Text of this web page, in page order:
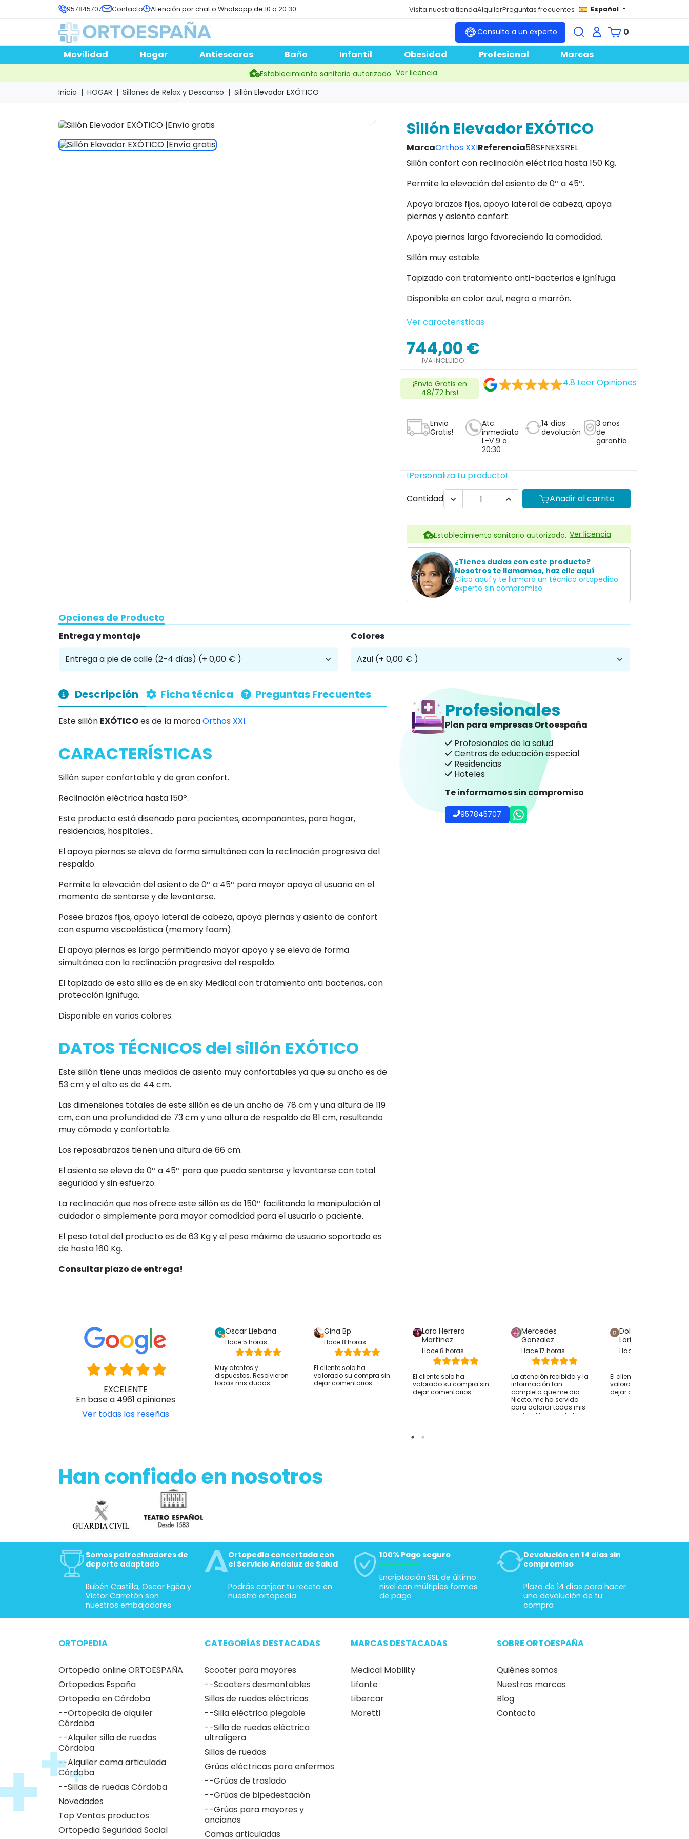
957845707 Contacto Atención por chat o Whatsapp de 10 a 20.30 Visita nuestra tiendaAlquilerPreguntas frecuentes Español
Consulta a un experto
0
Movilidad
Hogar Antiescaras Baño Infantil Obesidad Profesional Marcas
Establecimiento sanitario autorizado. Ver licencia
Inicio
HOGAR Sillones de Relax y Descanso Sillón Elevador EXÓTICO
Sillón Elevador EXÓTICO
MarcaOrthos XXIReferencia58SFNEXSREL
Sillón confort con reclinación eléctrica hasta 150 Kg.
Permite la elevación del asiento de 0º a 45º.
Apoya brazos fijos, apoyo lateral de cabeza, apoya
piernas y asiento confort.
Apoya piernas largo favoreciendo la comodidad.
Sillón muy estable.
Tapizado con tratamiento anti-bacterias e ignífuga.
Disponible en color azul, negro o marrón.
Ver caracteristicas
744,00 €
IVA INCLUIDO
¡Envio Gratis en
48/72 hrs!
4.8 Leer Opiniones
Envio
Gratis!
Atc.
inmediata
L-V 9 a
20:30
14 días
devolución
3 años
de
garantía
!Personaliza tu producto!
Cantidad
  Añadir al carrito
Establecimiento sanitario autorizado. Ver licencia
¿Tienes dudas con este producto?
Nosotros te llamamos, haz clic aquí
Clica aquí y te llamará un técnico ortopedico
experto sin compromiso.
Opciones de Producto
Entrega y montaje Colores
Profesionales
Plan para empresas Ortoespaña
Profesionales de la salud
Centros de educación especial
Residencias
Hoteles
Te informamos sin compromiso
957845707
Descripción Ficha técnica Preguntas Frecuentes
Este sillón EXÓTICOes de la marcaOrthos XXI.
CARACTERÍSTICAS
Sillón super confortable y de gran confort.
Reclinación eléctrica hasta 150º.
Este producto está diseñado para pacientes, acompañantes, para hogar,
residencias, hospitales...
El apoya piernas se eleva de forma simultánea con la reclinación progresiva del
respaldo.
Permite la elevación del asiento de 0º a 45º para mayor apoyo al usuario en el
momento de sentarse y de levantarse.
Posee brazos fijos, apoyo lateral de cabeza, apoya piernas y asiento de confort
con espuma viscoelástica (memory foam).
El apoya piernas es largo permitiendo mayor apoyo y se eleva de forma
simultánea con la reclinación progresiva del respaldo.
El tapizado de esta silla es de en sky Medical con tratamiento anti bacterias, con
protección ignífuga.
Disponible en varios colores.
DATOS TÉCNICOS del sillón EXÓTICO
Este sillón tiene unas medidas de asiento muy confortables ya que su ancho es de
53 cm y el alto es de 44 cm.
Las dimensiones totales de este sillón es de un ancho de 78 cm y una altura de 119
cm, con una profundidad de 73 cm y una altura de respaldo de 81 cm, resultando
muy cómodo y confortable.
Los reposabrazos tienen una altura de 66 cm.
El asiento se eleva de 0º a 45º para que pueda sentarse y levantarse con total
seguridad y sin esfuerzo.
La reclinación que nos ofrece este sillón es de 150º facilitando la manipulación al
cuidador o simplemente para mayor comodidad para el usuario o paciente.
El peso total del producto es de 63 Kg y el peso máximo de usuario soportado es
de hasta 160 Kg.
Consultar plazo de entrega!
EXCELENTE
En base a 4961 opiniones
Ver todas las reseñas
Oscar Liebana
Hace 5 horas
Muy atentos y
dispuestos. Resolvieron
todas mis dudas.
Gina Bp
Hace 8 horas
El cliente solo ha
valorado su compra sin
dejar comentarios
Lara Herrero
Martínez
Hace 8 horas
El cliente solo ha
valorado su compra sin
dejar comentarios
Mercedes
Gonzalez
Hace 17 horas
La atención recibida y la
información tan
completa que me dio
Niceto, me ha servido
para aclarar todas mis
dudas. El producto tiene
Dolores Hijon
Loriente
Hace 12 horas
El cliente solo ha
valorado su compra sin
dejar comentarios
Han confiado en nosotros
Somos patrocinadores de
deporte adaptado
Rubén Castilla, Oscar Egéa y
Victor Carretón son
nuestros embajadores
Ortopedia concertada con
el Servicio Andaluz de Salud
Podrás canjear tu receta en
nuestra ortopedia
100% Pago seguro
Encriptación SSL de último
nivel con múltiples formas
de pago
Devolución en 14 días sin
compromiso
Plazo de 14 días para hacer
una devolución de tu
compra
ORTOPEDIA
Ortopedia online ORTOESPAÑA
Ortopedias España
Ortopedia en Córdoba
--Ortopedia de alquiler
Córdoba
--Alquiler silla de ruedas
Córdoba
--Alquiler cama articulada
Córdoba
--Sillas de ruedas Córdoba
Novedades
Top Ventas productos
Ortopedia Seguridad Social
CATEGORÍAS DESTACADAS
Scooter para mayores
--Scooters desmontables
Sillas de ruedas eléctricas
--Silla eléctrica plegable
--Silla de ruedas eléctrica
ultraligera
Sillas de ruedas
Grúas eléctricas para enfermos
--Grúas de traslado
--Grúas de bipedestación
--Grúas para mayores y
ancianos
Camas articuladas
MARCAS DESTACADAS
Medical Mobility
Lifante
Libercar
Moretti
SOBRE ORTOESPAÑA
Quiénes somos
Nuestras marcas
Blog
Contacto